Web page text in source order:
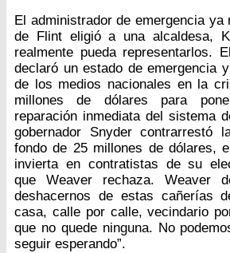
El administrador de emergencia ya
de Flint eligió a una alcaldesa,
realmente pueda representarlos.
declaró un estado de emergencia
de los medios nacionales en la
millones de dólares para
reparación inmediata del sistema
gobernador Snyder contrarrestó
fondo de 25 millones de dólares,
invierta en contratistas de su
que Weaver rechaza. Weaver
deshacernos de estas cañerías
casa, calle por calle, vecindario
que no quede ninguna. No
seguir esperando”.